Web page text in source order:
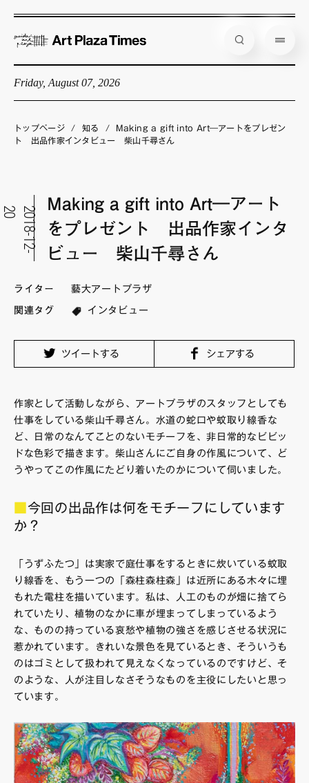
Friday, August 07, 2026
企画展情報
アーティスト
店舗からのお知らせ
公式通販
トップページ / 知る /
Making a gift into Art―アートをプレゼン
ト 出品作家インタビュー 柴山千尋さん
2
0
1
8
-
1
2
-
2
0
Making a gift into Art―アート
をプレゼント 出品作家インタ
ビュー 柴山千尋さん
ライター 藝大アートプラザ
関連タグ インタビュー
ツイートする シェアする
作家として活動しながら、アートプラザのスタッフとしても
仕事をしている柴山千尋さん。水道の蛇口や蚊取り線香な
ど、日常のなんてことのないモチーフを、非日常的なビビッ
ドな色彩で描きます。柴山さんにご自身の作風について、ど
うやってこの作風にたどり着いたのかについて伺いました。
今回の出品作は何をモチーフにしています
か？
「うずふたつ」は実家で庭仕事をするときに炊いている蚊取
り線香を、もう一つの「森柱森柱森」は近所にある木々に埋
もれた電柱を描いています。私は、人工のものが畑に捨てら
れていたり、植物のなかに車が埋まってしまっているよう
な、ものの持っている哀愁や植物の強さを感じさせる状況に
惹かれています。きれいな景色を見ているとき、そういうも
のはゴミとして扱われて見えなくなっているのですけど、そ
のような、人が注目しなさそうなものを主役にしたいと思っ
ています。